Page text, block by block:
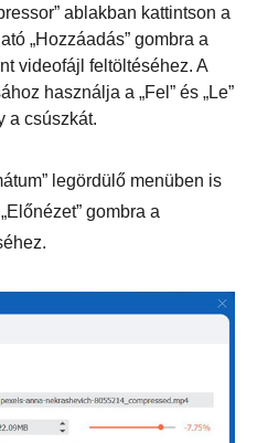
ablakban kattintson a
„Hozzáadás” gombra a
videofájl feltöltéséhez. A
használja a „Fel” és „Le”
a csúszkát.
legördülő menüben is
gombra a